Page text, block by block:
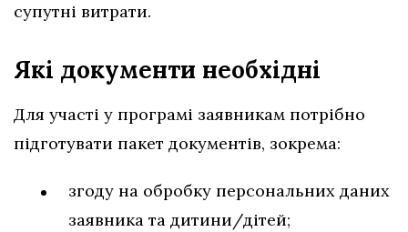
супутні витрати.
Які документи необхідні
Для участі у програмі заявникам потрібно
підготувати пакет документів, зокрема:
згоду на обробку персональних даних
заявника та дитини/дітей;